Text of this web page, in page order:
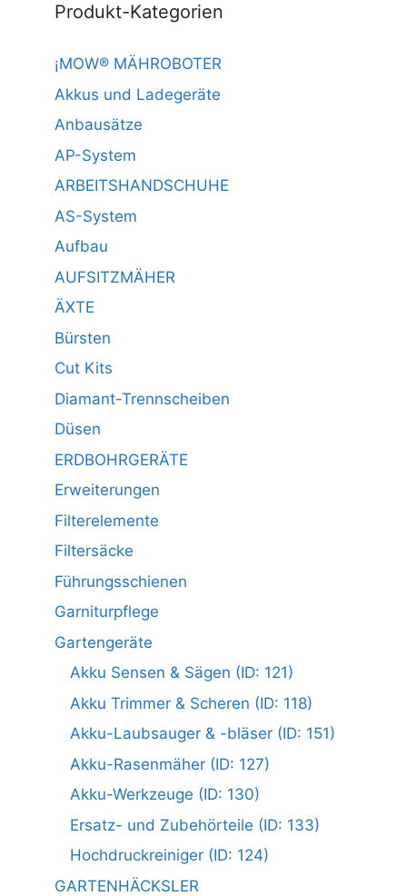
Produkt-Kategorien
¡MOW® MÄHROBOTER
Akkus und Ladegeräte
Anbausätze
AP-System
ARBEITSHANDSCHUHE
AS-System
Aufbau
AUFSITZMÄHER
ÄXTE
Bürsten
Cut Kits
Diamant-Trennscheiben
Düsen
ERDBOHRGERÄTE
Erweiterungen
Filterelemente
Filtersäcke
Führungsschienen
Garniturpflege
Gartengeräte
Akku Sensen & Sägen (ID: 121)
Akku Trimmer & Scheren (ID: 118)
Akku-Laubsauger & -bläser (ID: 151)
Akku-Rasenmäher (ID: 127)
Akku-Werkzeuge (ID: 130)
Ersatz- und Zubehörteile (ID: 133)
Hochdruckreiniger (ID: 124)
GARTENHÄCKSLER